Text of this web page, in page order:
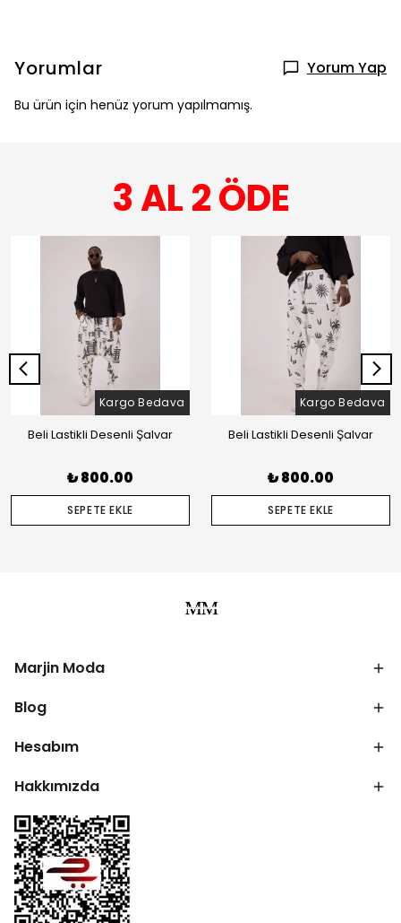
Yorumlar Yorum Yap
Bu ürün için henüz yorum yapılmamış.
3 AL 2 ÖDE
Kargo Bedava
Beli Lastikli Desenli Şalvar
₺ 800.00
SEPETE EKLE
Kargo Bedava
Beli Lastikli Desenli Şalvar
₺ 800.00
SEPETE EKLE
Marjin Moda
Blog
Hesabım
Hakkımızda